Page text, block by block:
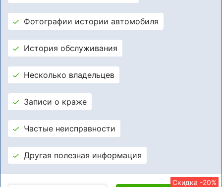
Фотографии истории автомобиля
История обслуживания
Несколько владельцев
Записи о краже
Частые неисправности
Другая полезная информация
Скидка -20%